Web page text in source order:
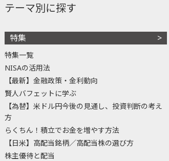
テーマ別に探す
特集
特集一覧
NISAの活用法
【最新】金融政策・金利動向
賢人バフェットに学ぶ
【為替】米ドル円今後の見通し、投資判断の考え
方
らくちん！積立でお金を増やす方法
【日米】高配当銘柄／高配当株の選び方
株主優待と配当